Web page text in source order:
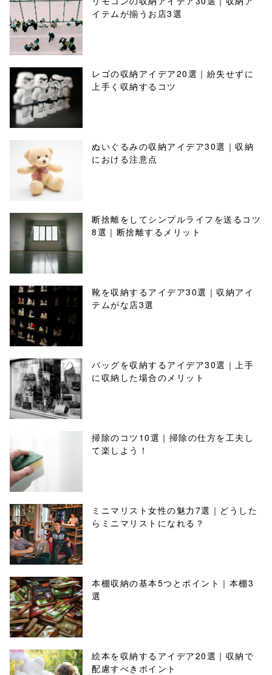
イテムが揃うお店3選
レゴの収納アイデア20選｜紛失せずに
上手く収納するコツ
ぬいぐるみの収納アイデア30選｜収納
における注意点
断捨離をしてシンプルライフを送るコツ
8選｜断捨離するメリット
靴を収納するアイデア30選｜収納アイ
テムがな店3選
バッグを収納するアイデア30選｜上手
に収納した場合のメリット
掃除のコツ10選｜掃除の仕方を工夫し
て楽しよう！
ミニマリスト女性の魅力7選｜どうした
らミニマリストになれる？
本棚収納の基本5つとポイント｜本棚3
選
絵本を収納するアイデア20選｜収納で
配慮すべきポイント